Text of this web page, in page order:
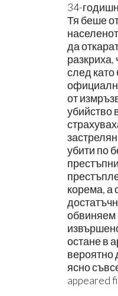
34-
Тя беше
да
след като
от
убийство
убити по
корема, а
обвиняем
остане в
вероятно
ясно
appeared